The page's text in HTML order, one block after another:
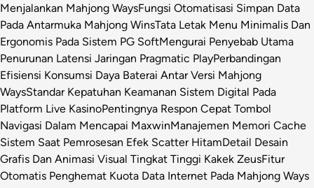
Menjalankan Mahjong WaysFungsi Otomatisasi Simpan Data
Pada Antarmuka Mahjong WinsTata Letak Menu Minimalis Dan
Ergonomis Pada Sistem PG SoftMengurai Penyebab Utama
Penurunan Latensi Jaringan Pragmatic PlayPerbandingan
Efisiensi Konsumsi Daya Baterai Antar Versi Mahjong
WaysStandar Kepatuhan Keamanan Sistem Digital Pada
Platform Live KasinoPentingnya Respon Cepat Tombol
Navigasi Dalam Mencapai MaxwinManajemen Memori Cache
Sistem Saat Pemrosesan Efek Scatter HitamDetail Desain
Grafis Dan Animasi Visual Tingkat Tinggi Kakek ZeusFitur
Otomatis Penghemat Kuota Data Internet Pada Mahjong Ways